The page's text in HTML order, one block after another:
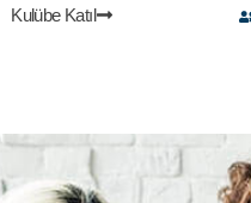
Kulübe Katıl